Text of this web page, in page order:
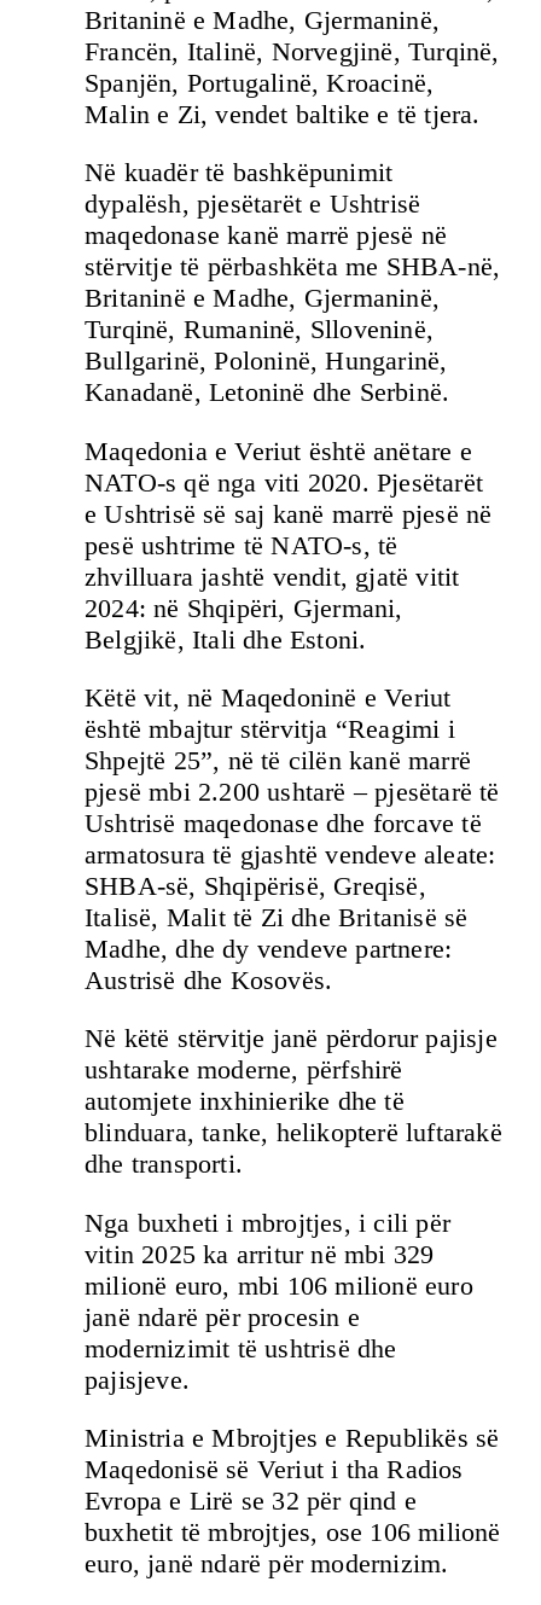
Britaninë e Madhe, Gjermaninë,
Francën, Italinë, Norvegjinë, Turqinë,
Spanjën, Portugalinë, Kroacinë,
Malin e Zi, vendet baltike e të tjera.
Në kuadër të bashkëpunimit
dypalësh, pjesëtarët e Ushtrisë
maqedonase kanë marrë pjesë në
stërvitje të përbashkëta me SHBA-në,
Britaninë e Madhe, Gjermaninë,
Turqinë, Rumaninë, Slloveninë,
Bullgarinë, Poloninë, Hungarinë,
Kanadanë, Letoninë dhe Serbinë.
Maqedonia e Veriut është anëtare e
NATO-s që nga viti 2020. Pjesëtarët
e Ushtrisë së saj kanë marrë pjesë në
pesë ushtrime të NATO-s, të
zhvilluara jashtë vendit, gjatë vitit
2024: në Shqipëri, Gjermani,
Belgjikë, Itali dhe Estoni.
Këtë vit, në Maqedoninë e Veriut
është mbajtur stërvitja “Reagimi i
Shpejtë 25”, në të cilën kanë marrë
pjesë mbi 2.200 ushtarë – pjesëtarë të
Ushtrisë maqedonase dhe forcave të
armatosura të gjashtë vendeve aleate:
SHBA-së, Shqipërisë, Greqisë,
Italisë, Malit të Zi dhe Britanisë së
Madhe, dhe dy vendeve partnere:
Austrisë dhe Kosovës.
Në këtë stërvitje janë përdorur pajisje
ushtarake moderne, përfshirë
automjete inxhinierike dhe të
blinduara, tanke, helikopterë luftarakë
dhe transporti.
Nga buxheti i mbrojtjes, i cili për
vitin 2025 ka arritur në mbi 329
milionë euro, mbi 106 milionë euro
janë ndarë për procesin e
modernizimit të ushtrisë dhe
pajisjeve.
Ministria e Mbrojtjes e Republikës së
Maqedonisë së Veriut i tha Radios
Evropa e Lirë se 32 për qind e
buxhetit të mbrojtjes, ose 106 milionë
euro, janë ndarë për modernizim.